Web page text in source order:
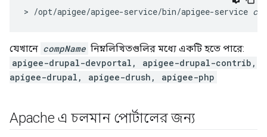
> /opt/apigee/apigee-service/bin/apigee-service
যেখানে compName নিম্নলিখিতগুলির মধ্যে একটি হতে পারে:
apigee-drupal-devportal, apigee-drupal-contrib,
apigee-drupal, apigee-drush, apigee-php
Apache এ চলমান পোর্টালের জন্য